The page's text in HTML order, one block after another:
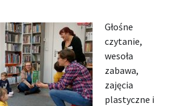
Głośne
czytanie,
wesoła
zabawa,
zajęcia
plastyczne i